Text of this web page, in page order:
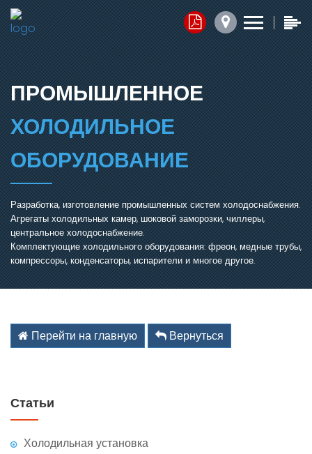
Контакты x
Юридический адрес:
050014, г.Алматы,
ул.Ангарская, д.103/2
График работы:
пн.-пт. с 7:30 до 16:30,
сб.-вс. Выходной
info@holodom.com
+7(776) 222-77-11
Прайс-листы x
1. Комплектующие
2. Запасные части
3. Агрегаты
Обратная связь x
Добавить файл ⬇
Нажимая кнопку, я соглашаюсь на обработку персональных
данных.
ПРОМЫШЛЕННОЕ
ХОЛОДИЛЬНОЕ
ОБОРУДОВАНИЕ
Разработка, изготовление промышленных систем холодоснабжения.
Агрегаты холодильных камер, шоковой заморозки, чиллеры,
центральное холодоснабжение.
Комплектующие холодильного оборудования: фреон, медные трубы,
компрессоры, конденсаторы, испарители и многое другое.
Перейти на главную Вернуться
Статьи
Холодильная установка